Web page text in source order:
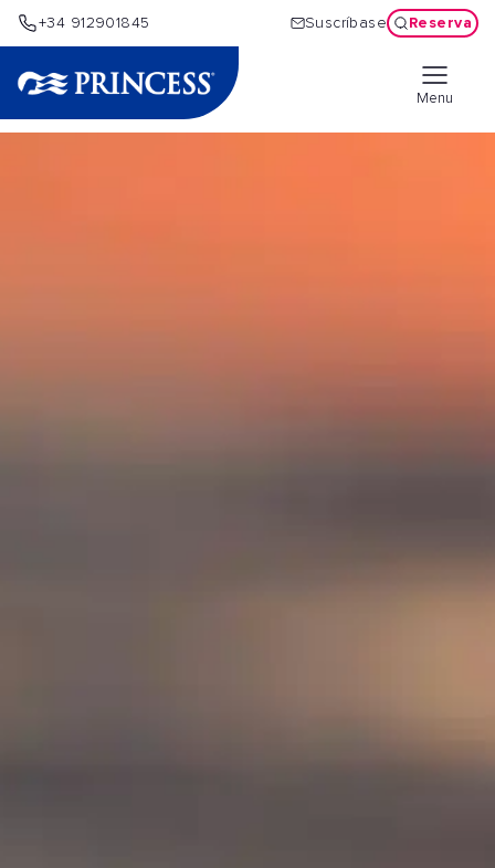
+34 912901845 Suscríbase Reserva
Menu